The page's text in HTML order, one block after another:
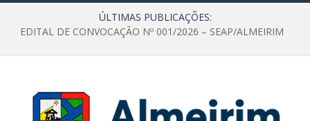
ÚLTIMAS PUBLICAÇÕES:
EDITAL DE CONVOCAÇÃO Nº 001/2026 – SEAP/ALMEIRIM